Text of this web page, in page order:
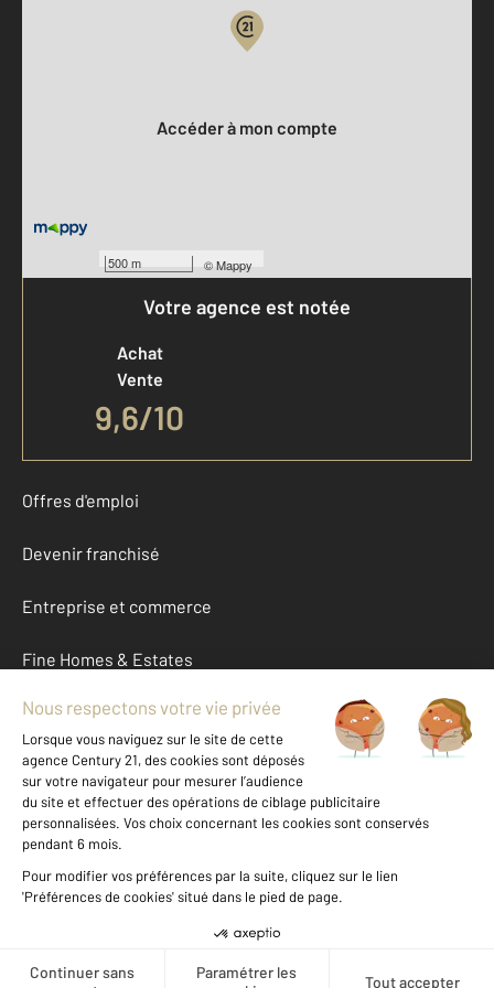
500 m ©Mappy
Accéder à mon compte
Votre agence est notée
Achat
Vente
9,6/10
Offres d'emploi
Devenir franchisé
Entreprise et commerce
Fine Homes & Estates
À propos
International
Nous contacter
Données personnelles
Gestionnaire des cookies